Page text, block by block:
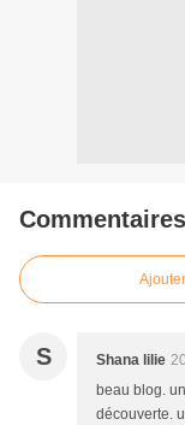
Commentaires
S Shana lilie
beau blog.
découverte.